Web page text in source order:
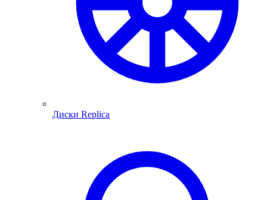
Диски Replica